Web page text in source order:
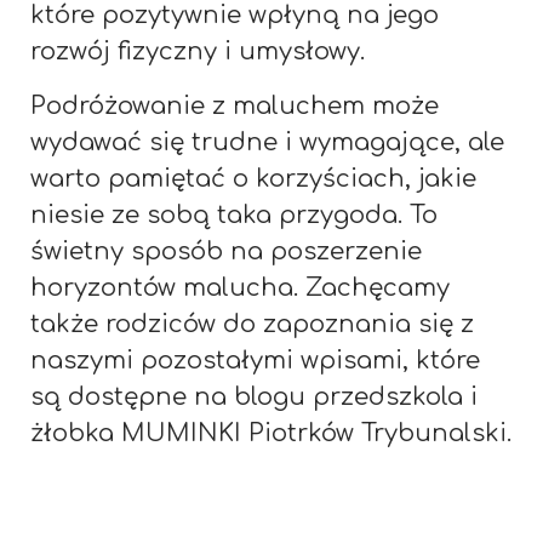
które pozytywnie wpłyną na jego
rozwój fizyczny i umysłowy.
Podróżowanie z maluchem może
wydawać się trudne i wymagające, ale
warto pamiętać o korzyściach, jakie
niesie ze sobą taka przygoda. To
świetny sposób na poszerzenie
horyzontów malucha. Zachęcamy
także rodziców do zapoznania się z
naszymi pozostałymi wpisami, które
są dostępne na blogu przedszkola i
żłobka MUMINKI Piotrków Trybunalski.